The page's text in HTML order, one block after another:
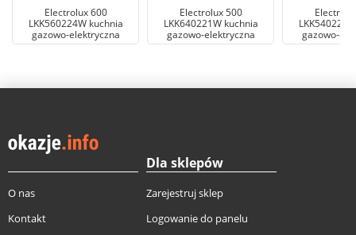
Electrolux 600
LKK560224W kuchnia
gazowo-elektryczna
Electrolux 500
LKK640221W kuchnia
gazowo-elektryczna
gazowo-
O nas
Kontakt
Dla sklepów
Zarejestruj sklep
Logowanie do panelu